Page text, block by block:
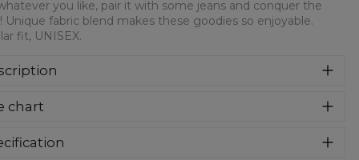
you like, pair it with some jeans and conquer the
Unique fabric blend makes these goodies so enjoyable.
fit, UNISEX.
z wysokiej jakości nadrukiem z przodu i z tyłu.
Trwałe, wzmocnione szwy są kolorowe, aby zachować
chart